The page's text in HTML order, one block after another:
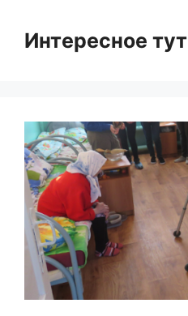
contentИнтересное тут